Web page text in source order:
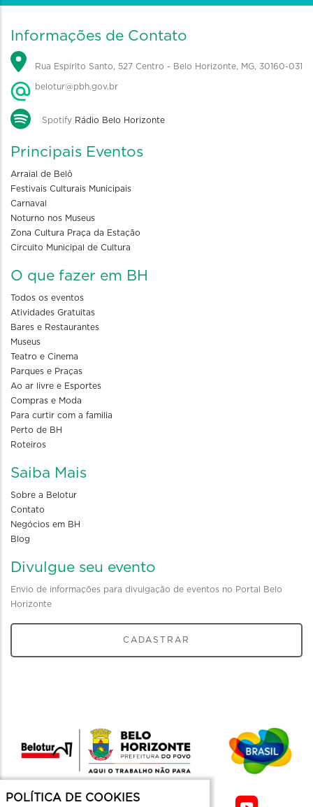
Informações de Contato
Rua Espírito Santo, 527 Centro - Belo Horizonte, MG, 30160-031
belotur@pbh.gov.br
Spotify Rádio Belo Horizonte
Principais Eventos
Arraial de Belô
Festivais Culturais Municipais
Carnaval
Noturno nos Museus
Zona Cultura Praça da Estação
Circuito Municipal de Cultura
O que fazer em BH
Todos os eventos
Atividades Gratuitas
Bares e Restaurantes
Museus
Teatro e Cinema
Parques e Praças
Ao ar livre e Esportes
Compras e Moda
Para curtir com a familia
Perto de BH
Roteiros
Saiba Mais
Sobre a Belotur
Contato
Negócios em BH
Blog
Divulgue seu evento
Envio de informações para divulgação de eventos no Portal Belo
Horizonte
CADASTRAR
POLÍTICA DE COOKIES